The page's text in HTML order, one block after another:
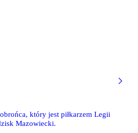
który jest piłkarzem Legii
Mazowiecki.